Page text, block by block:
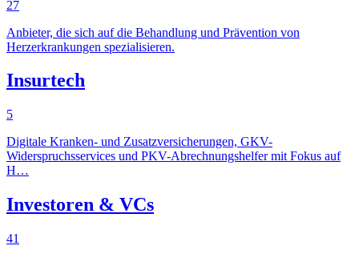
27
Anbieter, die sich auf die Behandlung und Prävention von
Herzerkrankungen spezialisieren.
Insurtech
5
Digitale Kranken- und Zusatzversicherungen, GKV-
Widerspruchsservices und PKV-Abrechnungshelfer mit Fokus auf
H…
Investoren & VCs
41